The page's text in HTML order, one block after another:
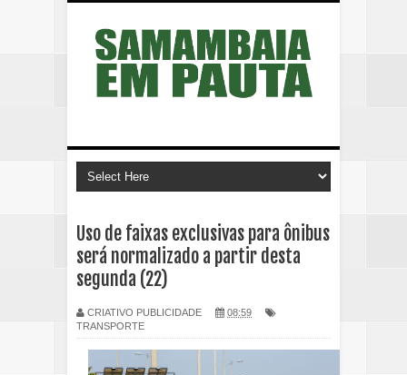
Uso de faixas exclusivas para ônibus
será normalizado a partir desta
segunda (22)
CRIATIVO PUBLICIDADE
08:59
TRANSPORTE